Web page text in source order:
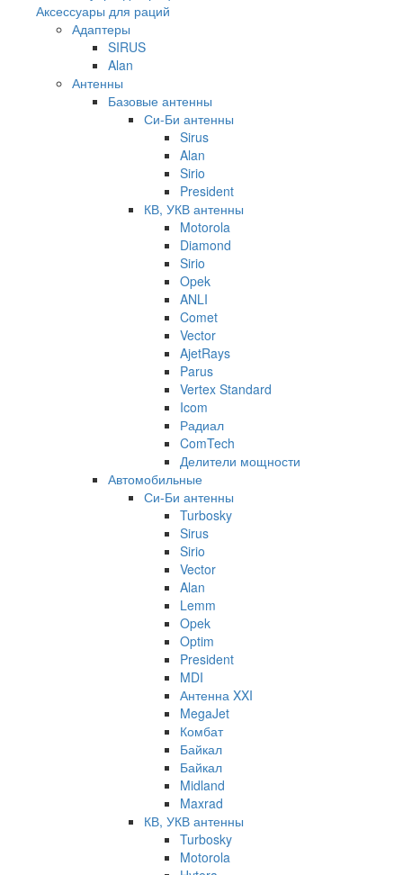
Аксессуары для раций
Адаптеры
SIRUS
Alan
Антенны
Базовые антенны
Си-Би антенны
Sirus
Alan
Sirio
President
КВ, УКВ антенны
Motorola
Diamond
Sirio
Opek
ANLI
Comet
Vector
AjetRays
Parus
Vertex Standard
Icom
Радиал
ComTech
Делители мощности
Автомобильные
Си-Би антенны
Turbosky
Sirus
Sirio
Vector
Alan
Lemm
Opek
Optim
President
MDI
Антенна XXI
MegaJet
Комбат
Байкал
Байкал
Midland
Maxrad
КВ, УКВ антенны
Turbosky
Motorola